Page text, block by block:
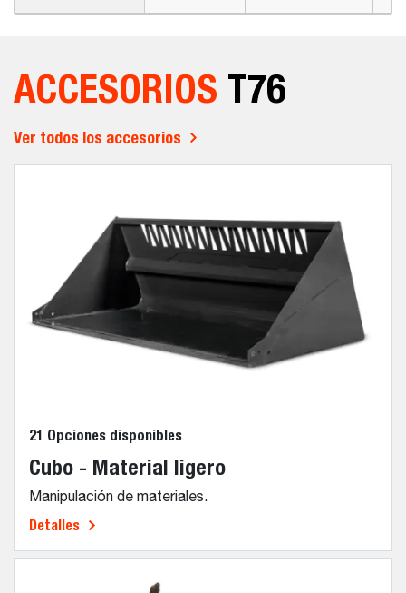
ACCESORIOS T76
Ver todos los accesorios
21 Opciones disponibles
Cubo - Material ligero
Manipulación de materiales.
Detalles